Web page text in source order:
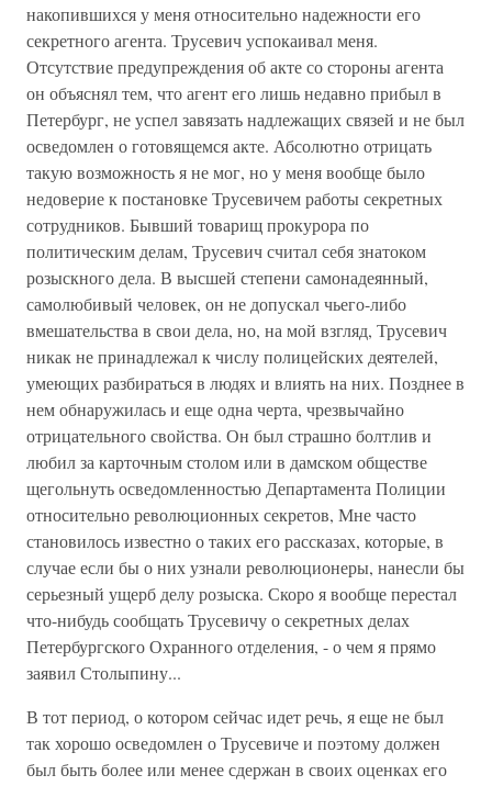
накопившихся у меня относительно надежности его
секретного агента. Трусевич успокаивал меня.
Отсутствие предупреждения об акте со стороны агента
он объяснял тем, что агент его лишь недавно прибыл в
Петербург, не успел завязать надлежащих связей и не был
осведомлен о готовящемся акте. Абсолютно отрицать
такую возможность я не мог, но у меня вообще было
недоверие к постановке Трусевичем работы секретных
сотрудников. Бывший товарищ прокурора по
политическим делам, Трусевич считал себя знатоком
розыскного дела. В высшей степени самонадеянный,
самолюбивый человек, он не допускал чьего-либо
вмешательства в свои дела, но, на мой взгляд, Трусевич
никак не принадлежал к числу полицейских деятелей,
умеющих разбираться в людях и влиять на них. Позднее в
нем обнаружилась и еще одна черта, чрезвычайно
отрицательного свойства. Он был страшно болтлив и
любил за карточным столом или в дамском обществе
щегольнуть осведомленностью Департамента Полиции
относительно революционных секретов, Мне часто
становилось известно о таких его рассказах, которые, в
случае если бы о них узнали революционеры, нанесли бы
серьезный ущерб делу розыска. Скоро я вообще перестал
что-нибудь сообщать Трусевичу о секретных делах
Петербургского Охранного отделения, - о чем я прямо
заявил Столыпину...
В тот период, о котором сейчас идет речь, я еще не был
так хорошо осведомлен о Трусевиче и поэтому должен
был быть более или менее сдержан в своих оценках его